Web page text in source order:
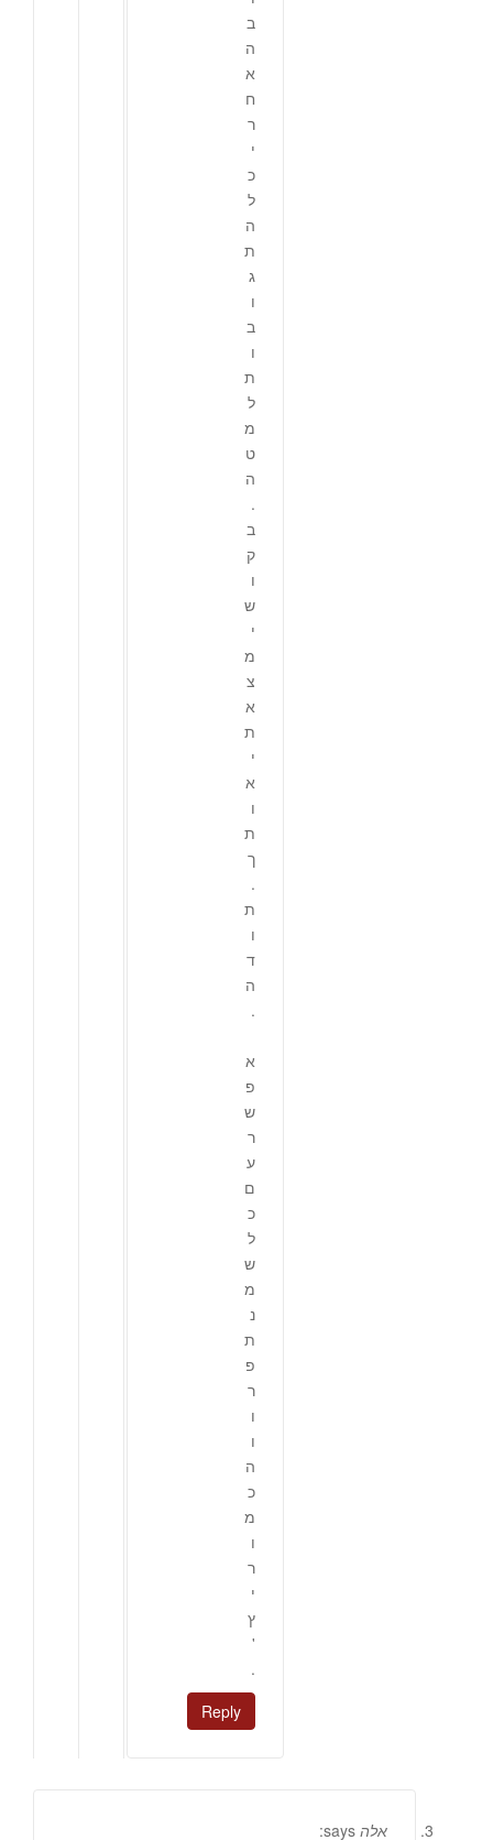
ב
ה
א
ח
ר
י
כ
ל
ה
ת
ג
ו
ב
ו
ת
ל
מ
ט
ה
.
ב
ק
ו
ש
י
מ
צ
א
ת
י
א
ו
ת
ך
.
ת
ו
ד
ה
.
א
פ
ש
ר
ע
ם
כ
ל
ש
מ
נ
ת
פ
ר
ו
ו
ה
כ
מ
ו
ר
י
ץ
'
.
Reply
אלה says: